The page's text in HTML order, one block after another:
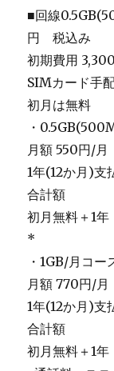
■回線
円 税込み
初期費用
SIMカード手
初月は無料
・
月額 550円/月
1年(12か月)支
合計額
初月無料＋1
*
・1GB/月コー
月額 770円/月
1年(12か月)支
合計額
初月無料＋1